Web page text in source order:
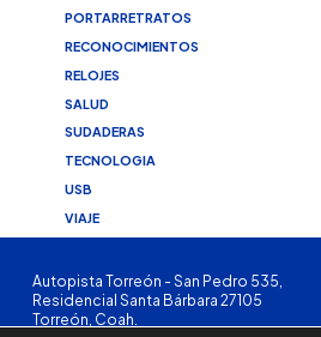
PORTARRETRATOS
RECONOCIMIENTOS
RELOJES
SALUD
SUDADERAS
TECNOLOGIA
USB
VIAJE
Autopista Torreón - San Pedro 535,
Residencial Santa Bárbara 27105
Torreón, Coah.